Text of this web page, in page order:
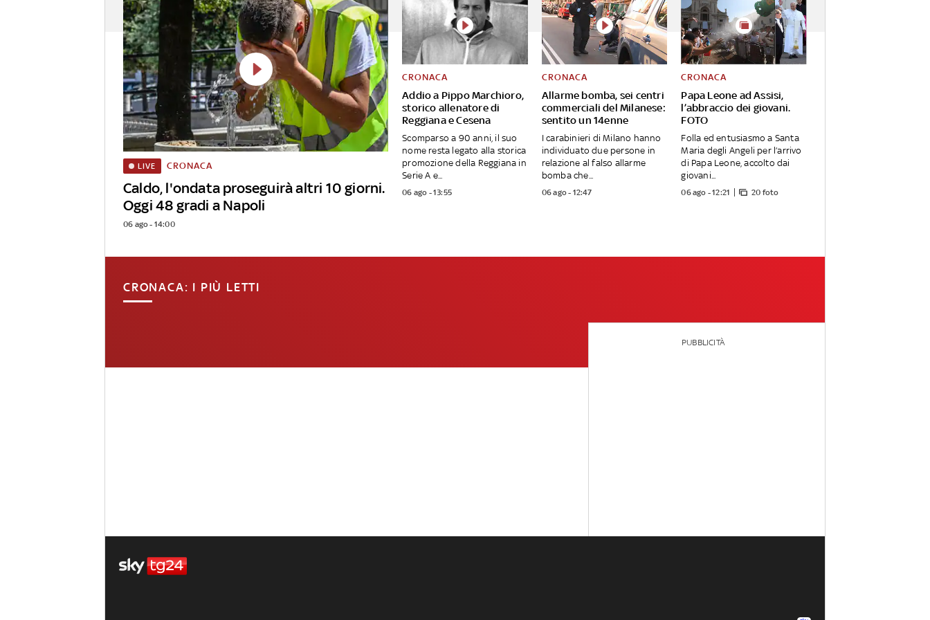
Caldo, l'ondata proseguirà altri 10 giorni.
Oggi 48 gradi a Napoli
LIVE CRONACA
06 ago - 14:00
Addio a Pippo Marchioro,
storico allenatore di
Reggiana e Cesena
CRONACA
Scomparso a 90 anni, il suo
nome resta legato alla storica
promozione della Reggiana in
Serie A e...
06 ago - 13:55
Allarme bomba, sei centri
commerciali del Milanese:
sentito un 14enne
CRONACA
I carabinieri di Milano hanno
individuato due persone in
relazione al falso allarme
bomba che...
06 ago - 12:47
Papa Leone ad Assisi,
l’abbraccio dei giovani.
FOTO
CRONACA
Folla ed entusiasmo a Santa
Maria degli Angeli per l’arrivo
di Papa Leone, accolto dai
giovani...
06 ago - 12:21 20 foto
CRONACA: I PIÙ LETTI
PUBBLICITÀ